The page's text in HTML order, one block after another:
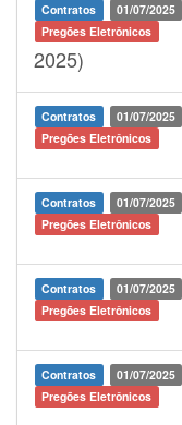
Contratos
01/07/2025
Pregões Eletrônicos
2025)
Contratos
01/07/2025
Pregões Eletrônicos
Contratos
01/07/2025
Pregões Eletrônicos
Contratos
01/07/2025
Pregões Eletrônicos
Contratos
01/07/2025
Pregões Eletrônicos